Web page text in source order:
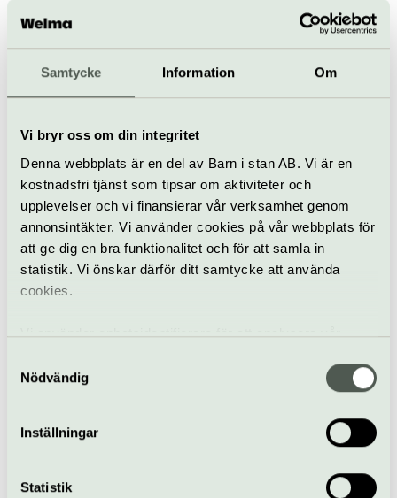
Samtycke Information Om
Vi bryr oss om din integritet
Denna webbplats är en del av Barn i stan AB. Vi är en
kostnadsfri tjänst som tipsar om aktiviteter och
upplevelser och vi finansierar vår verksamhet genom
annonsintäkter. Vi använder cookies på vår webbplats för
att ge dig en bra funktionalitet och för att samla in
statistik. Vi önskar därför ditt samtycke att använda
cookies.
Vi använder enhetsidentifierare för att analysera vår
samt tillhandahålla funktioner för sociala medier. Vi
vidarebefordrar även sådana identifierare och annan
information från din enhet till de sociala medier och
annons- och analysföretag som vi samarbetar med.
information som du har tillhandahållit eller som de har
Nödvändig
Inställningar
Statistik
äntligen är tillbaka på Operan
Lista
Jubileumsårets
konsertutbud